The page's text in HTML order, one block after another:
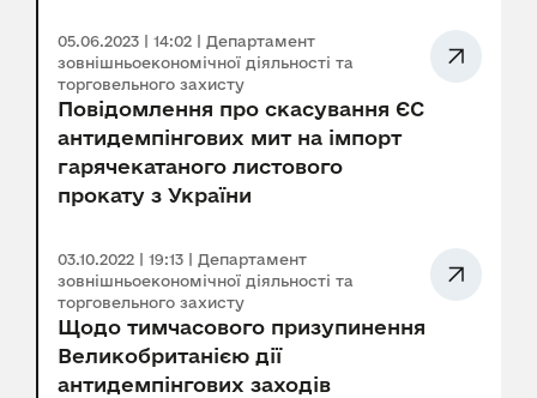
05.06.2023 | 14:02 | Департамент
зовнішньоекономічної діяльності та
торговельного захисту
Повідомлення про скасування ЄС
антидемпінгових мит на імпорт
гарячекатаного листового
прокату з України
03.10.2022 | 19:13 | Департамент
зовнішньоекономічної діяльності та
торговельного захисту
Щодо тимчасового призупинення
Великобританією дії
антидемпінгових заходів